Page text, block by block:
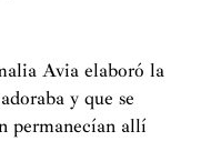
Avia elaboró la
y que se
permanecían allí